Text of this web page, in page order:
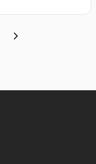
項繁多,請來電洽
口(進貨)棧板尺寸
板 ◆棧板回收 ◆
下一頁